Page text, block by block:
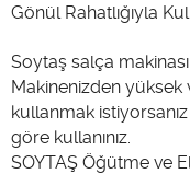
Gönül Rahatlığıyla
Soytaş salça
Makinenizden
kullanmak
göre kullanınız.
SOYTAŞ Öğütme ve